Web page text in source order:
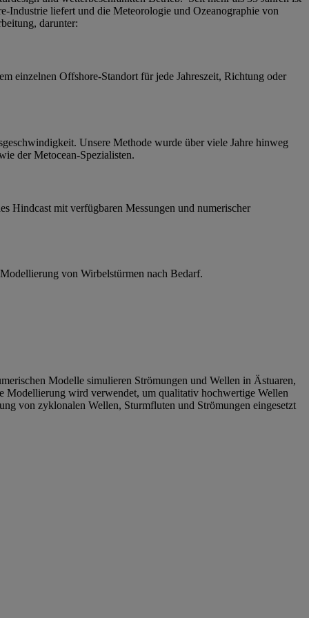
Industrie liefert und die Meteorologie und Ozeanographie von
darunter:
einzelnen Offshore-Standort für jede Jahreszeit, Richtung oder
Unsere Methode wurde über viele Jahre hinweg
der Metocean-Spezialisten.
mit verfügbaren Messungen und numerischer
von Wirbelstürmen nach Bedarf.
Modelle simulieren Strömungen und Wellen in Ästuaren,
Modellierung wird verwendet, um qualitativ hochwertige Wellen
von zyklonalen Wellen, Sturmfluten und Strömungen eingesetzt